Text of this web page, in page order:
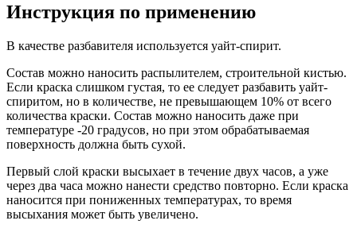
Инструкция по применению
В качестве разбавителя используется уайт-спирит.
Состав можно наносить распылителем, строительной кистью.
Если краска слишком густая, то ее следует разбавить уайт-
спиритом, но в количестве, не превышающем 10% от всего
количества краски. Состав можно наносить даже при
температуре -20 градусов, но при этом обрабатываемая
поверхность должна быть сухой.
Первый слой краски высыхает в течение двух часов, а уже
через два часа можно нанести средство повторно. Если краска
наносится при пониженных температурах, то время
высыхания может быть увеличено.